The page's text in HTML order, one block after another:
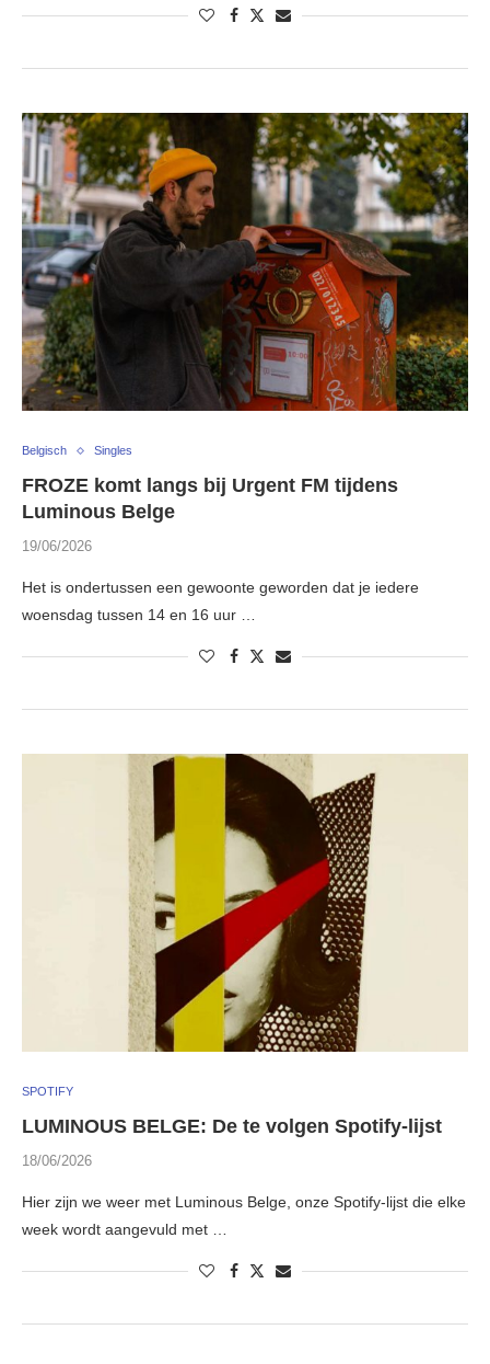
Belgisch Singles
FROZE komt langs bij Urgent FM tijdens
Luminous Belge
19/06/2026
Het is ondertussen een gewoonte geworden dat je iedere
woensdag tussen 14 en 16 uur …
SPOTIFY
LUMINOUS BELGE: De te volgen Spotify-lijst
18/06/2026
Hier zijn we weer met Luminous Belge, onze Spotify-lijst die elke
week wordt aangevuld met …